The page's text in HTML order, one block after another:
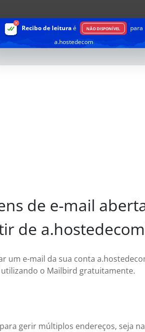
Recibo de leituraé NÃO DISPONÍVEL
para
a.hostedecom
de e-mail
de
um e-mail da sua conta
o Mailbird gratuitamente.
gerir múltiplos endereços, seja